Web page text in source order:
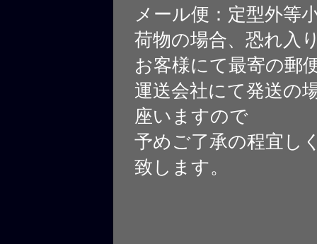
メール便：定型外等
荷物の場合、恐れ入
お客様にて最寄の郵
運送会社にて発送の
座いますので
予めご了承の程宜し
致します。